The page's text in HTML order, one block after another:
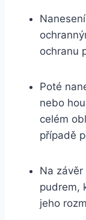
ochranu
Poté⁣
nebo
celém
případě
Na
pudrem,‍
jeho